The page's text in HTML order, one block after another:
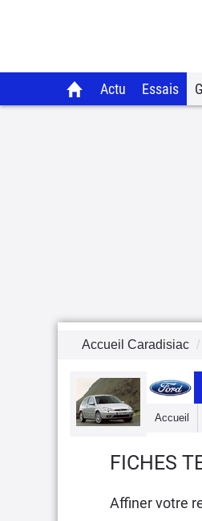
Actu Essais
Accueil Caradisiac
Accueil
FICHES
Affiner votre